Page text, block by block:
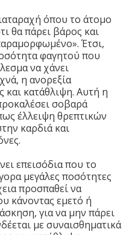
όπου το άτομο
θα πάρει βάρος και
Έτσι,
φαγητού που
να χάνει
η ανορεξία
και κατάθλιψη. Αυτή η
σοβαρά
έλλειψη θρεπτικών
καρδιά και
επεισόδια που το
μεγάλες ποσότητες
προσπαθεί να
κάνοντας εμετό ή
για να μην πάρει
με συναισθηματικά